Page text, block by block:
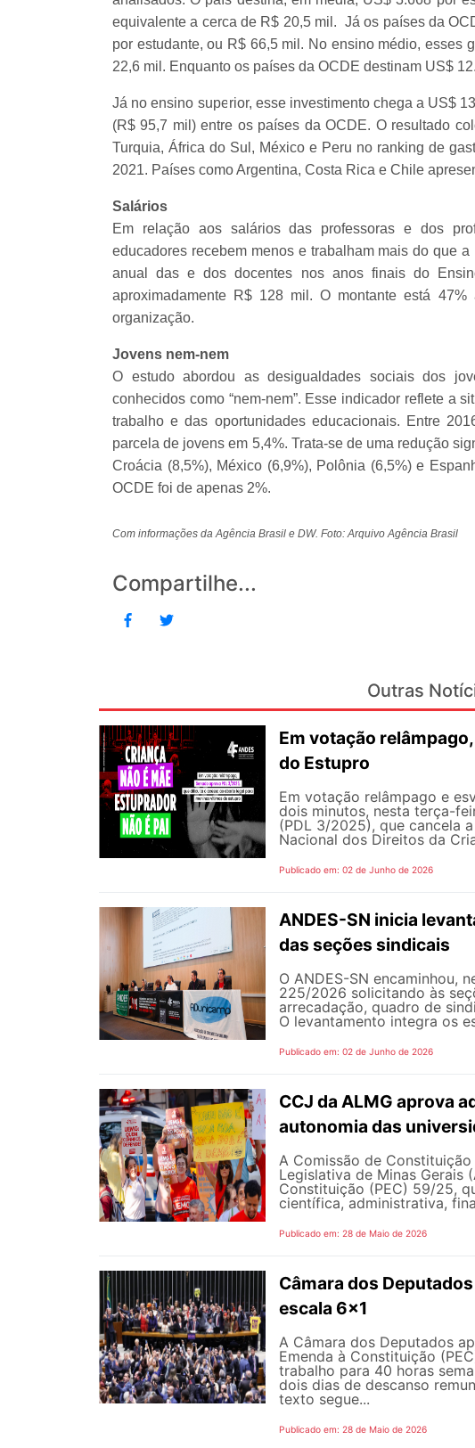
equivalente a cerca de R$ 20,5 mil. Já os países da
por estudante, ou R$ 66,5 mil. No ensino médio, esses
22,6 mil. Enquanto os países da OCDE destinam US$
Já no ensino superior, esse investimento chega a US$
(R$ 95,7 mil) entre os países da OCDE. O resultado
Turquia, África do Sul, México e Peru no ranking de
2021. Países como Argentina, Costa Rica e Chile
Salários
Em relação aos salários das professoras e dos
educadores recebem menos e trabalham mais do que
anual das e dos docentes nos anos finais do
aproximadamente R$ 128 mil. O montante está
organização.
Jovens nem-nem
O estudo abordou as desigualdades sociais dos
conhecidos como “nem-nem”. Esse indicador reflete a
trabalho e das oportunidades educacionais. Entre
parcela de jovens em 5,4%. Trata-se de uma redução
Croácia (8,5%), México (6,9%), Polônia (6,5%) e
OCDE foi de apenas 2%.
Com informações da Agência Brasil e DW. Foto: Arquivo Agência Brasil
Compartilhe...
Outras
Em votação
do Estupro
Em votação relâmpago e
dois minutos, nesta terça-
(PDL 3/2025), que cancela
Nacional dos Direitos da
Publicado em: 02 de Junho de 2026
ANDES-SN inicia
das seções sindicais
O ANDES-SN encaminhou,
225/2026 solicitando às
arrecadação, quadro de
O levantamento integra os
Publicado em: 02 de Junho de 2026
CCJ da ALMG aprova
autonomia das
A Comissão de
Legislativa de Minas Gerais
Constituição (PEC) 59/25,
científica, administrativa,
Publicado em: 28 de Maio de 2026
Câmara dos
escala 6x1
A Câmara dos Deputados
Emenda à Constituição
trabalho para 40 horas
dois dias de descanso
texto segue...
Publicado em: 28 de Maio de 2026